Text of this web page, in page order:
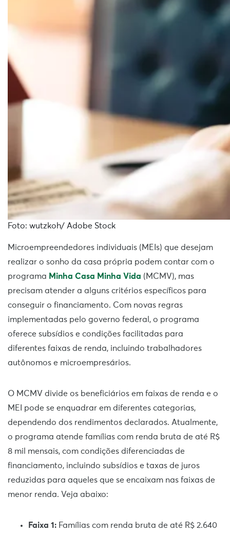
Foto: wutzkoh/ Adobe Stock
Microempreendedores individuais (MEIs) que desejam
realizar o sonho da casa própria podem contar com o
programa Minha Casa Minha Vida (MCMV), mas
precisam atender a alguns critérios específicos para
conseguir o financiamento. Com novas regras
implementadas pelo governo federal, o programa
oferece subsídios e condições facilitadas para
diferentes faixas de renda, incluindo trabalhadores
autônomos e microempresários.
O MCMV divide os beneficiários em faixas de renda e o
MEI pode se enquadrar em diferentes categorias,
dependendo dos rendimentos declarados. Atualmente,
o programa atende famílias com renda bruta de até R$
8 mil mensais, com condições diferenciadas de
financiamento, incluindo subsídios e taxas de juros
reduzidas para aqueles que se encaixam nas faixas de
menor renda. Veja abaixo:
Faixa 1: Famílias com renda bruta de até R$ 2.640